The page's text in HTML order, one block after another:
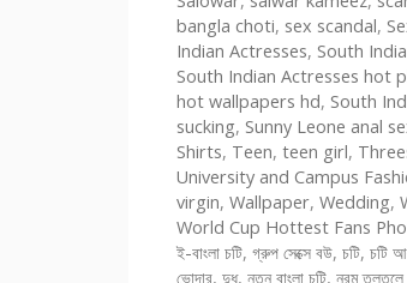
bangla choti, sex scandal,
Indian Actresses, South
South Indian Actresses hot
hot wallpapers hd, South
sucking, Sunny Leone anal
Shirts, Teen, teen girl,
University and Campus
virgin, Wallpaper, Wedding,
World Cup Hottest Fans
ই-বাংলা চটি, গ্রুপ সেক্সে বউ, চটি, চটি
ভোদার, দুধ, নতুন বাংলা চটি, নরম